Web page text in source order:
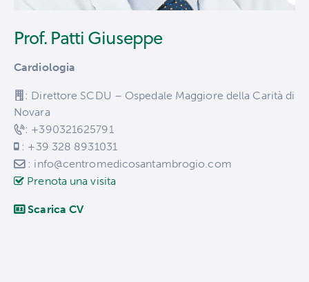
Prof. Patti Giuseppe
Cardiologia
: Direttore SCDU – Ospedale Maggiore della Carità di
Novara
: +390321625791
: +39 328 8931031
: info@centromedicosantambrogio.com
Prenota una visita
Scarica CV